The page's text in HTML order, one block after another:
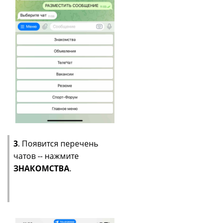
3. Появится перечень
чатов -- нажмите
ЗНАКОМСТВА.